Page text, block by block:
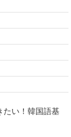
たい！韓国語基